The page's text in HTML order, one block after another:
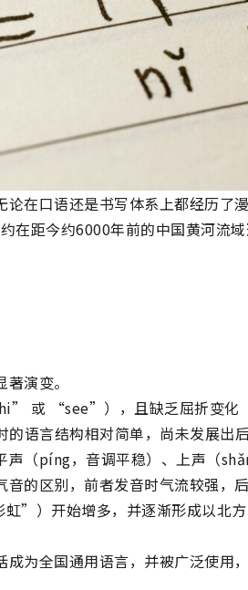
在口语还是书写体系上都经历了
距今约6000年前的中国黄河流
演变。
或 “see”），且缺乏屈折变
语言结构相对简单，尚未发展出后
声（píng，音调平稳）、上声（
的区别，前者发音时气流较强，后
”）开始增多，并逐渐形成以北
为全国通用语言，并被广泛使用